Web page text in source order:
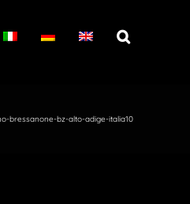
bressanone-bz-alto-adige-italia10